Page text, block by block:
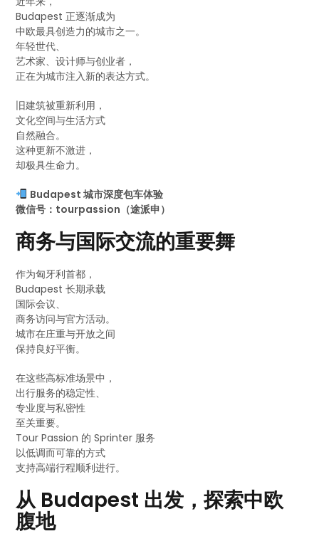
Budapest 正逐渐成为
中欧最具创造力的城市之一。
年轻世代、
艺术家、设计师与创业者，
正在为城市注入新的表达方式。
旧建筑被重新利用，
文化空间与生活方式
自然融合。
这种更新不激进，
却极具生命力。
Budapest 城市深度包车体验
微信号：tourpassion（途派申）
商务与国际交流的重要舞
作为匈牙利首都，
Budapest 长期承载
国际会议、
商务访问与官方活动。
城市在庄重与开放之间
保持良好平衡。
在这些高标准场景中，
出行服务的稳定性、
专业度与私密性
至关重要。
Tour Passion 的 Sprinter 服务
以低调而可靠的方式
支持高端行程顺利进行。
从 Budapest 出发，探索中欧
腹地